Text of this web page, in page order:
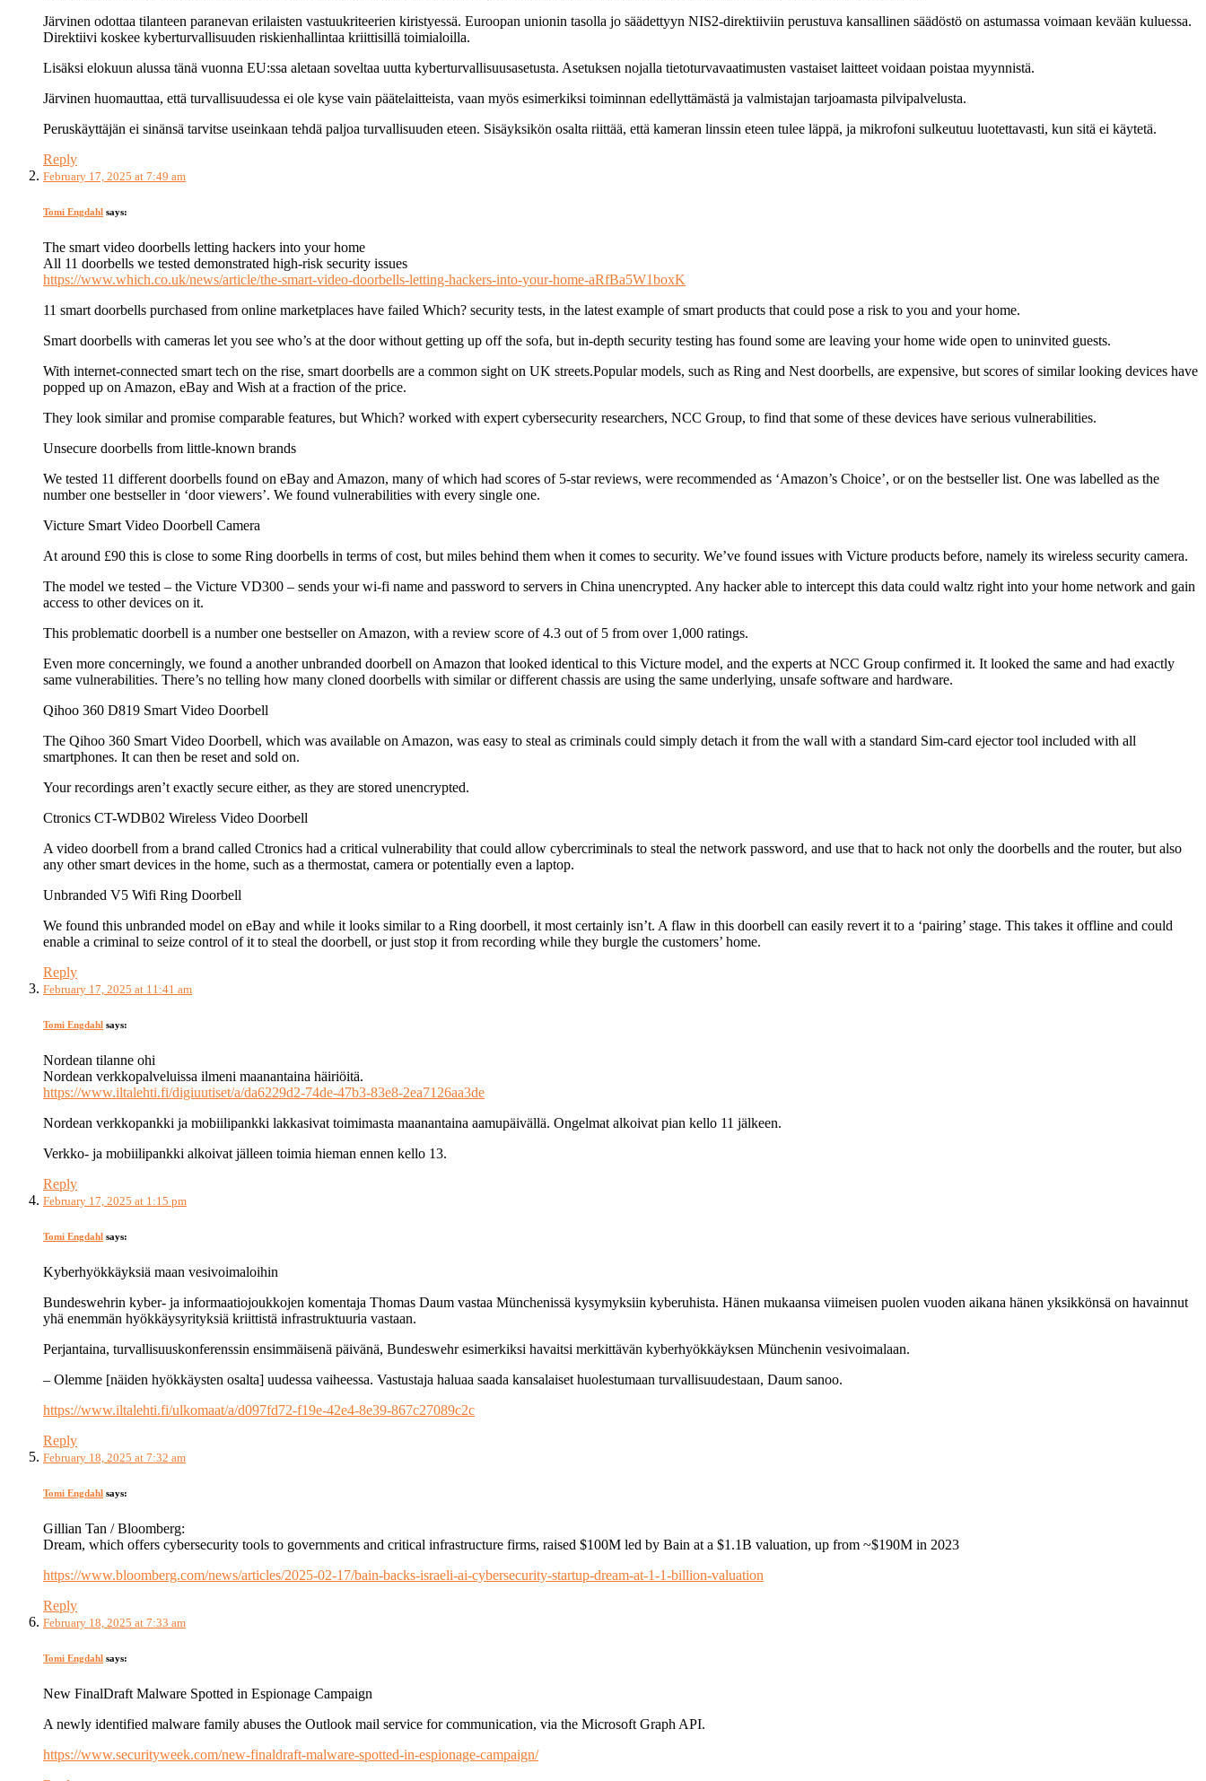
Järvinen odottaa tilanteen paranevan erilaisten vastuukriteerien kiristyessä. Euroopan unionin tasolla jo säädettyyn NIS2-direktiiviin perustuva kansallinen säädöstö on astumassa voimaan kevään kuluessa.
Direktiivi koskee kyberturvallisuuden riskienhallintaa kriittisillä toimialoilla.
Lisäksi elokuun alussa tänä vuonna EU:ssa aletaan soveltaa uutta kyberturvallisuusasetusta. Asetuksen nojalla tietoturvavaatimusten vastaiset laitteet voidaan poistaa myynnistä.
Järvinen huomauttaa, että turvallisuudessa ei ole kyse vain päätelaitteista, vaan myös esimerkiksi toiminnan edellyttämästä ja valmistajan tarjoamasta pilvipalvelusta.
Peruskäyttäjän ei sinänsä tarvitse useinkaan tehdä paljoa turvallisuuden eteen. Sisäyksikön osalta riittää, että kameran linssin eteen tulee läppä, ja mikrofoni sulkeutuu luotettavasti, kun sitä ei käytetä.
Reply
February 17, 2025 at 7:49 am
Tomi Engdahl says:
The smart video doorbells letting hackers into your home
All 11 doorbells we tested demonstrated high-risk security issues
https://www.which.co.uk/news/article/the-smart-video-doorbells-letting-hackers-into-your-home-aRfBa5W1boxK
11 smart doorbells purchased from online marketplaces have failed Which? security tests, in the latest example of smart products that could pose a risk to you and your home.
Smart doorbells with cameras let you see who’s at the door without getting up off the sofa, but in-depth security testing has found some are leaving your home wide open to uninvited guests.
With internet-connected smart tech on the rise, smart doorbells are a common sight on UK streets.Popular models, such as Ring and Nest doorbells, are expensive, but scores of similar looking devices have
popped up on Amazon, eBay and Wish at a fraction of the price.
They look similar and promise comparable features, but Which? worked with expert cybersecurity researchers, NCC Group, to find that some of these devices have serious vulnerabilities.
Unsecure doorbells from little-known brands
We tested 11 different doorbells found on eBay and Amazon, many of which had scores of 5-star reviews, were recommended as ‘Amazon’s Choice’, or on the bestseller list. One was labelled as the
number one bestseller in ‘door viewers’. We found vulnerabilities with every single one.
Victure Smart Video Doorbell Camera
At around £90 this is close to some Ring doorbells in terms of cost, but miles behind them when it comes to security. We’ve found issues with Victure products before, namely its wireless security camera.
The model we tested – the Victure VD300 – sends your wi-fi name and password to servers in China unencrypted. Any hacker able to intercept this data could waltz right into your home network and gain
access to other devices on it.
This problematic doorbell is a number one bestseller on Amazon, with a review score of 4.3 out of 5 from over 1,000 ratings.
Even more concerningly, we found a another unbranded doorbell on Amazon that looked identical to this Victure model, and the experts at NCC Group confirmed it. It looked the same and had exactly
same vulnerabilities. There’s no telling how many cloned doorbells with similar or different chassis are using the same underlying, unsafe software and hardware.
Qihoo 360 D819 Smart Video Doorbell
The Qihoo 360 Smart Video Doorbell, which was available on Amazon, was easy to steal as criminals could simply detach it from the wall with a standard Sim-card ejector tool included with all
smartphones. It can then be reset and sold on.
Your recordings aren’t exactly secure either, as they are stored unencrypted.
Ctronics CT-WDB02 Wireless Video Doorbell
A video doorbell from a brand called Ctronics had a critical vulnerability that could allow cybercriminals to steal the network password, and use that to hack not only the doorbells and the router, but also
any other smart devices in the home, such as a thermostat, camera or potentially even a laptop.
Unbranded V5 Wifi Ring Doorbell
We found this unbranded model on eBay and while it looks similar to a Ring doorbell, it most certainly isn’t. A flaw in this doorbell can easily revert it to a ‘pairing’ stage. This takes it offline and could
enable a criminal to seize control of it to steal the doorbell, or just stop it from recording while they burgle the customers’ home.
Reply
February 17, 2025 at 11:41 am
Tomi Engdahl says:
Nordean tilanne ohi
Nordean verkkopalveluissa ilmeni maanantaina häiriöitä.
https://www.iltalehti.fi/digiuutiset/a/da6229d2-74de-47b3-83e8-2ea7126aa3de
Nordean verkkopankki ja mobiilipankki lakkasivat toimimasta maanantaina aamupäivällä. Ongelmat alkoivat pian kello 11 jälkeen.
Verkko- ja mobiilipankki alkoivat jälleen toimia hieman ennen kello 13.
Reply
February 17, 2025 at 1:15 pm
Tomi Engdahl says:
Kyberhyökkäyksiä maan vesivoimaloihin
Bundeswehrin kyber- ja informaatiojoukkojen komentaja Thomas Daum vastaa Münchenissä kysymyksiin kyberuhista. Hänen mukaansa viimeisen puolen vuoden aikana hänen yksikkönsä on havainnut
yhä enemmän hyökkäysyrityksiä kriittistä infrastruktuuria vastaan.
Perjantaina, turvallisuuskonferenssin ensimmäisenä päivänä, Bundeswehr esimerkiksi havaitsi merkittävän kyberhyökkäyksen Münchenin vesivoimalaan.
– Olemme [näiden hyökkäysten osalta] uudessa vaiheessa. Vastustaja haluaa saada kansalaiset huolestumaan turvallisuudestaan, Daum sanoo.
https://www.iltalehti.fi/ulkomaat/a/d097fd72-f19e-42e4-8e39-867c27089c2c
Reply
February 18, 2025 at 7:32 am
Tomi Engdahl says:
Gillian Tan / Bloomberg:
Dream, which offers cybersecurity tools to governments and critical infrastructure firms, raised $100M led by Bain at a $1.1B valuation, up from ~$190M in 2023
https://www.bloomberg.com/news/articles/2025-02-17/bain-backs-israeli-ai-cybersecurity-startup-dream-at-1-1-billion-valuation
Reply
February 18, 2025 at 7:33 am
Tomi Engdahl says:
New FinalDraft Malware Spotted in Espionage Campaign
A newly identified malware family abuses the Outlook mail service for communication, via the Microsoft Graph API.
https://www.securityweek.com/new-finaldraft-malware-spotted-in-espionage-campaign/